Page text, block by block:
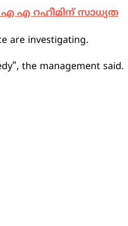
എ എ റഹീമിന് സാധ്യത
are investigating.
the management said.